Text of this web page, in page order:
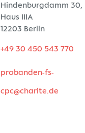
Hindenburgdamm 30,
Haus IIIA
12203 Berlin
+49 30 450 543 770
probanden-fs-
cpc@charite.de